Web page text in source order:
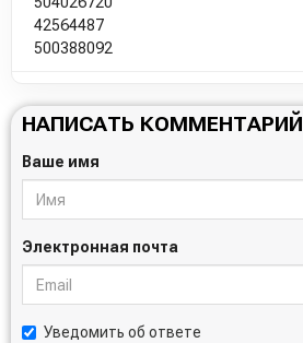
42564487
500388092
НАПИСАТЬ КОММЕНТАРИЙ
Ваше имя
Электронная почта
Уведомить об ответе